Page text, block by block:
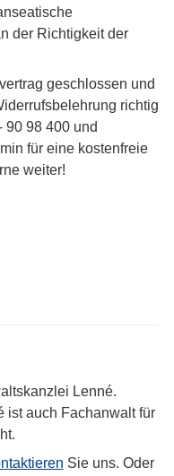
der Richtigkeit der
geschlossen und
richtig
90 98 400 und
für eine kostenfreie
weiter!
Lenné.
ist auch Fachanwalt für
Sie uns. Oder